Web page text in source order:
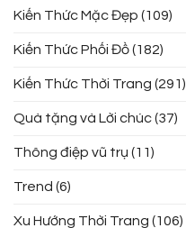
Kiến Thức Mặc Đẹp (109)
Kiến Thức Phối Đồ(182)
Kiến Thức Thời Trang (291)
Quà tặng và Lời chúc(37)
Thông điệp vũ trụ (11)
Trend (6)
Xu Hướng Thời Trang (106)